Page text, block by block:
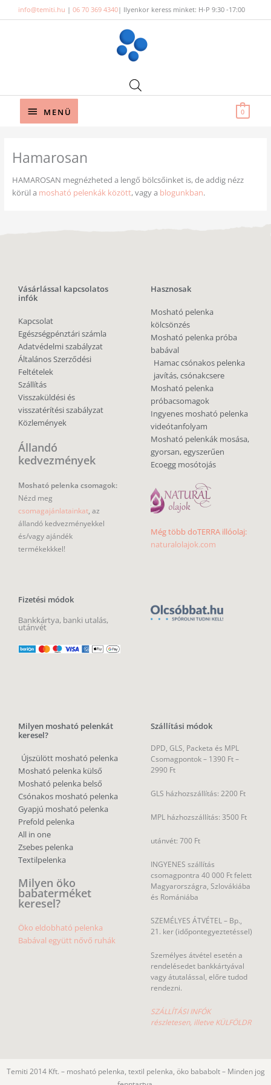
to
info@temiti.hu | 06 70 369 4340| Ilyenkor keress minket: H-P 9:30 -17:00
Below
MENÜ 0
Hamarosan
HAMAROSAN megnézheted a lengő bölcsőinket is, de addig nézz
körül a mosható pelenkák között, vagy a blogunkban.
Vásárlással kapcsolatos
infók
Kapcsolat
Egészségpénztári számla
Adatvédelmi szabályzat
Általános Szerződési
Feltételek
Szállítás
Visszaküldési és
visszatérítési szabályzat
Közlemények
Állandó
kedvezmények
Mosható pelenka csomagok:
Nézd meg
csomagajánlatainkat, az
állandó kedvezményekkel
és/vagy ajándék
termékekkkel!
Fizetési módok
Bankkártya, banki utalás,
utánvét
Hasznosak
Mosható pelenka
kölcsönzés
Mosható pelenka próba
babával
Hamac csónakos pelenka
javítás, csónakcsere
Mosható pelenka
próbacsomagok
Ingyenes mosható pelenka
videótanfolyam
Mosható pelenkák mosása,
gyorsan, egyszerűen
Ecoegg mosótojás
Még több doTERRA illóolaj:
naturalolajok.com
Milyen mosható pelenkát
keresel?
Újszülött mosható pelenka
Mosható pelenka külső
Mosható pelenka belső
Csónakos mosható pelenka
Gyapjú mosható pelenka
Prefold pelenka
All in one
Zsebes pelenka
Textilpelenka
Milyen öko
babaterméket
keresel?
Öko eldobható pelenka
Babával együtt nővő ruhák
Szállítási módok
DPD, GLS, Packeta és MPL
Csomagpontok – 1390 Ft –
2990 Ft
GLS házhozszállítás: 2200 Ft
MPL házhozszállítás: 3500 Ft
utánvét: 700 Ft
INGYENES szállítás
csomagpontra 40 000 Ft felett
Magyarországra, Szlovákiába
és Romániába
SZEMÉLYES ÁTVÉTEL – Bp.,
21. ker (időpontegyeztetéssel)
Személyes átvétel esetén a
rendelésedet bankkártyával
vagy átutalással, előre tudod
rendezni.
SZÁLLÍTÁSI INFÓK
részletesen, illetve KÜLFÖLDR
Temiti 2014 Kft. – mosható pelenka, textil pelenka, öko bababolt – Minden jog